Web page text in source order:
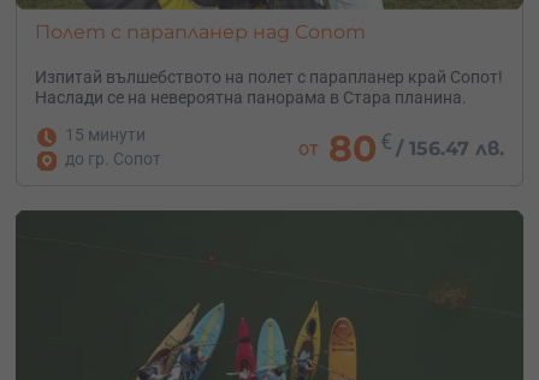
Полет с парапланер над Сопот
Изпитай вълшебството на полет с парапланер край Сопот!
Наслади се на невероятна панорама в Стара планина.
15 минути
до гр. Сопот
от 80 € /156.47 лв.